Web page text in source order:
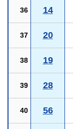
36 14
37 20
38 19
39 28
40 56